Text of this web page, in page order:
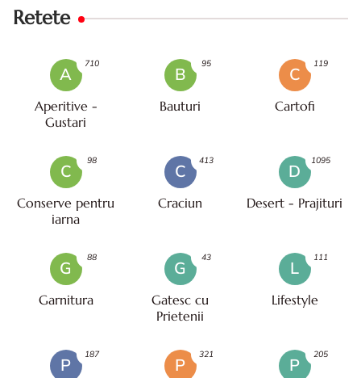
Retete
A
Aperitive -
Gustari
710
B
Bauturi
95
C
Cartofi
119
C
Conserve pentru
iarna
98
C
Craciun
413
D
Desert - Prajituri
1095
G
Garnitura
88
G
Gatesc cu
Prietenii
43
L
Lifestyle
111
P
187
P
321
P
205